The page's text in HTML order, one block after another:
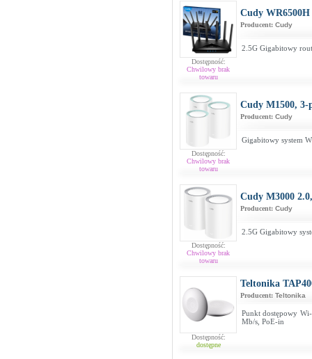
Dostępność:
Chwilowy brak
towaru
Cudy WR6500H
Producent: Cudy
2.5G Gigabitowy
Dostępność:
Chwilowy brak
towaru
Cudy M1500, 3-
Producent: Cudy
Gigabitowy system
Dostępność:
Chwilowy brak
towaru
Cudy M3000
Producent: Cudy
2.5G Gigabitowy
Dostępność:
dostępne
Teltonika
Producent: Teltonika
Punkt dostępowy
Mb/s, PoE-in